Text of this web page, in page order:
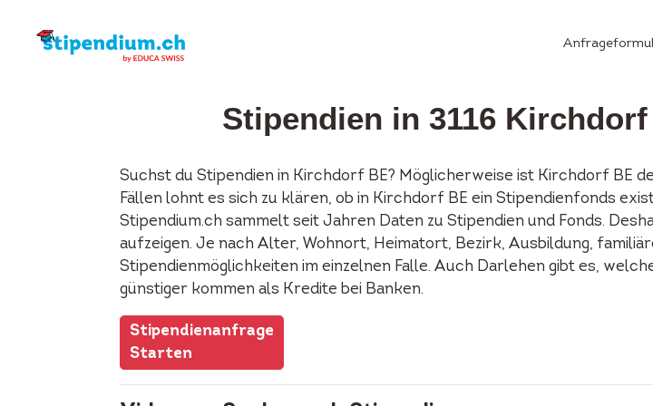
Stipendien in 3116
Suchst du Stipendien in Kirchdorf BE? Möglicherweise ist Kirchdorf BE
Fällen lohnt es sich zu klären, ob in Kirchdorf BE ein Stipendienfonds
Stipendium.ch sammelt seit Jahren Daten zu Stipendien und Fonds.
aufzeigen. Je nach Alter, Wohnort, Heimatort, Bezirk, Ausbildung,
Stipendienmöglichkeiten im einzelnen Falle. Auch Darlehen gibt es,
günstiger kommen als Kredite bei Banken.
Stipendienanfrage
Starten